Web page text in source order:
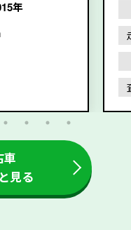
年
車
見る